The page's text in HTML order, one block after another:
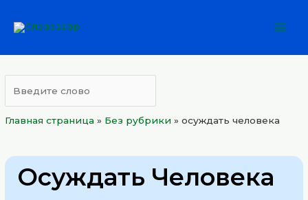
Главная страница » Без рубрики »осуждать человека
Осуждать Человека